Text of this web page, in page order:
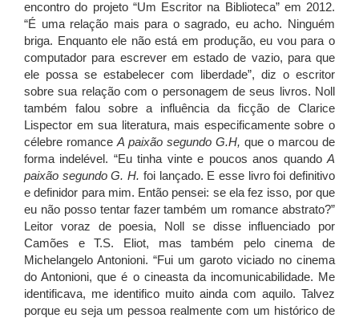
encontro do projeto “Um Escritor na Biblioteca” em 2012.
“É uma relação mais para o sagrado, eu acho. Ninguém
briga. Enquanto ele não está em produção, eu vou para o
computador para escrever em estado de vazio, para que
ele possa se estabelecer com liberdade”, diz o escritor
sobre sua relação com o personagem de seus livros. Noll
também falou sobre a influência da ficção de Clarice
Lispector em sua literatura, mais especificamente sobre o
célebre romance A paixão segundo G.H, que o marcou de
forma indelével. “Eu tinha vinte e poucos anos quando A
paixão segundo G. H. foi lançado. E esse livro foi definitivo
e definidor para mim. Então pensei: se ela fez isso, por que
eu não posso tentar fazer também um romance abstrato?”
Leitor voraz de poesia, Noll se disse influenciado por
Camões e T.S. Eliot, mas também pelo cinema de
Michelangelo Antonioni. “Fui um garoto viciado no cinema
do Antonioni, que é o cineasta da incomunicabilidade. Me
identificava, me identifico muito ainda com aquilo. Talvez
porque eu seja um pessoa realmente com um histórico de